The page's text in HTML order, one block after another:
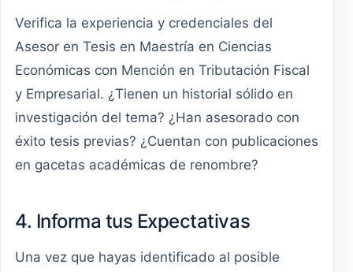
Verifica la experiencia y credenciales del
Asesor en Tesis en Maestría en Ciencias
Económicas con Mención en Tributación Fiscal
y Empresarial. ¿Tienen un historial sólido en
investigación del tema? ¿Han asesorado con
éxito tesis previas? ¿Cuentan con publicaciones
en gacetas académicas de renombre?
4. Informa tus Expectativas
Una vez que hayas identificado al posible